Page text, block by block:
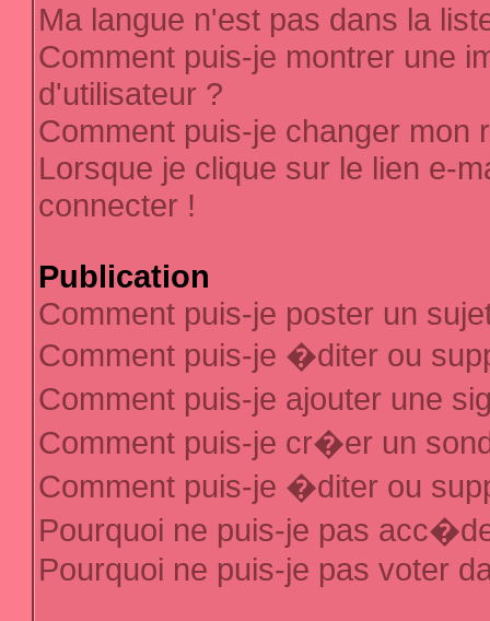
Ma langue n'est pas dans la
Comment puis-je montrer une
d'utilisateur ?
Comment puis-je changer mon
Lorsque je clique sur le lien e-
connecter !
Publication
Comment puis-je poster un
Comment puis-je �diter ou
Comment puis-je ajouter une
Comment puis-je cr�er un
Comment puis-je �diter ou
Pourquoi ne puis-je pas
Pourquoi ne puis-je pas voter